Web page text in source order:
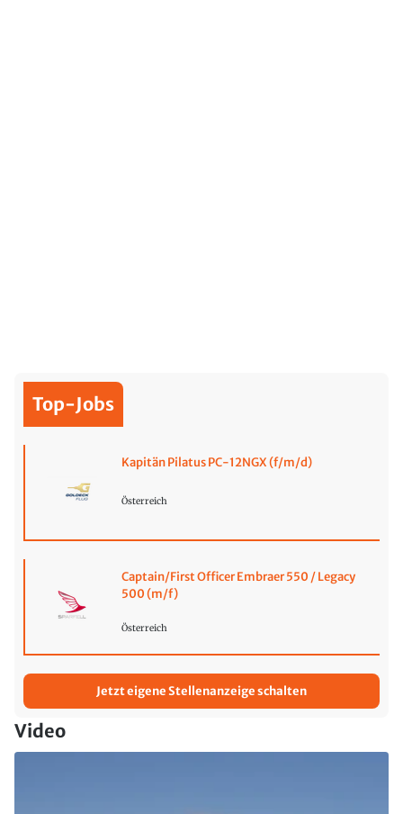
Top-Jobs
Kapitän Pilatus PC-12NGX (f/m/d)
Österreich
Captain/First Officer Embraer 550 / Legacy
500 (m/f)
Österreich
Jetzt eigene Stellenanzeige schalten
Video